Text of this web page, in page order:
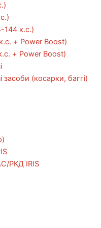
144 к.с.)
+ Power Boost)
+ Power Boost)
засоби (косарки, баггі)
РКД IRIS